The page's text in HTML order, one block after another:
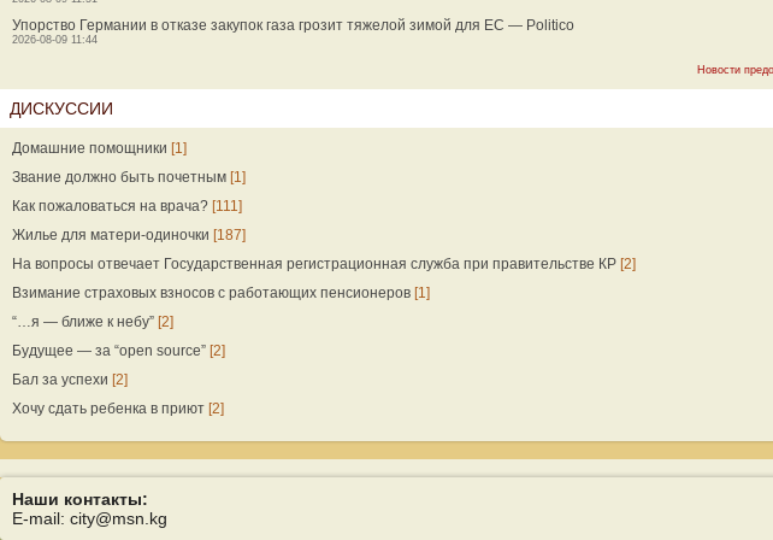
Упорство Германии в отказе закупок газа грозит тяжелой зимой для ЕС — Politico
2026-08-09 11:44
Новости
ДИСКУССИИ
Домашние помощники [1]
Звание должно быть почетным [1]
Как пожаловаться на врача? [111]
Жилье для матери-одиночки [187]
На вопросы отвечает Государственная регистрационная служба при правительстве КР [2]
Взимание страховых взносов с работающих пенсионеров [1]
“…я — ближе к небу” [2]
Будущее — за “open source” [2]
Бал за успехи [2]
Хочу сдать ребенка в приют [2]
Наши контакты:
E-mail: city@msn.kg